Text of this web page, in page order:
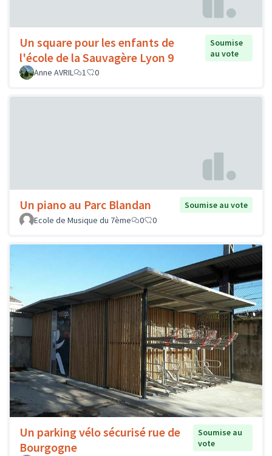
Un square pour les enfants de
l'école de la Sauvagère Lyon 9
Soumise
au vote
Anne AVRIL
1 0
Un piano au Parc Blandan
Soumise au vote
Ecole de Musique du 7ème
0 0
Un parking vélo sécurisé rue de
Bourgogne
Soumise au
vote